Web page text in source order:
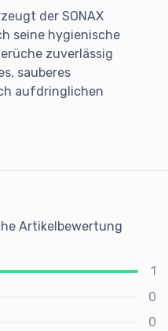
der SONAX
seine hygienische
zuverlässig
sauberes
aufdringlichen
Artikelbewertung
1
0
0